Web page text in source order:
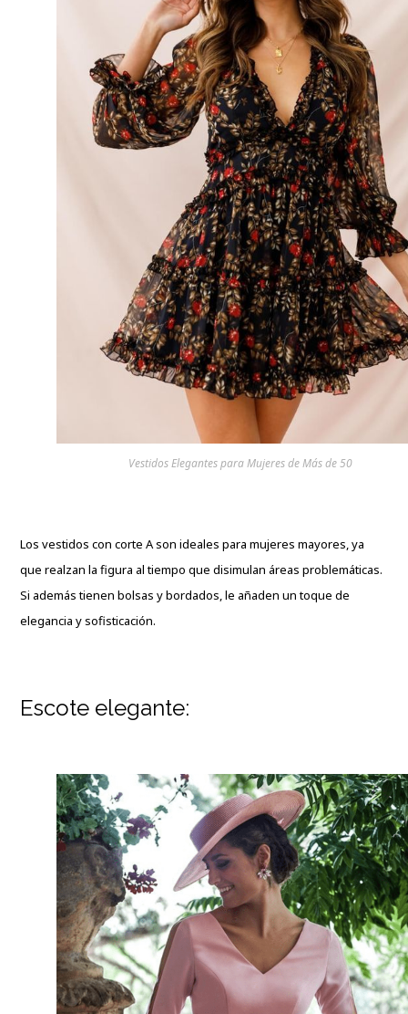
Vestidos Elegantes para Mujeres de Más de 50
Los vestidos con corte A son ideales para mujeres mayores, ya
que realzan la figura al tiempo que disimulan áreas problemáticas.
Si además tienen bolsas y bordados, le añaden un toque de
elegancia y sofisticación.
Escote elegante: